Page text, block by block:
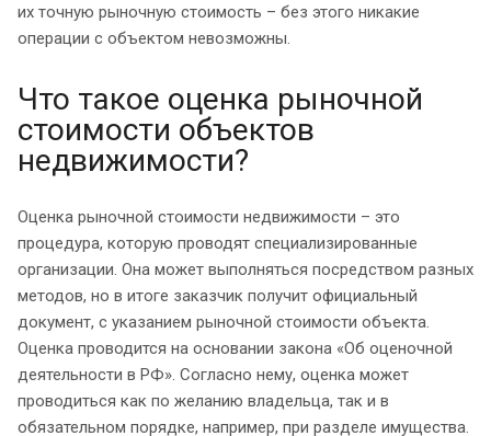
их точную рыночную стоимость – без этого никакие
операции с объектом невозможны.
Что такое оценка рыночной
стоимости объектов
недвижимости?
Оценка рыночной стоимости недвижимости – это
процедура, которую проводят специализированные
организации. Она может выполняться посредством разных
методов, но в итоге заказчик получит официальный
документ, с указанием рыночной стоимости объекта.
Оценка проводится на основании закона «Об оценочной
деятельности в РФ». Согласно нему, оценка может
проводиться как по желанию владельца, так и в
обязательном порядке, например, при разделе имущества.